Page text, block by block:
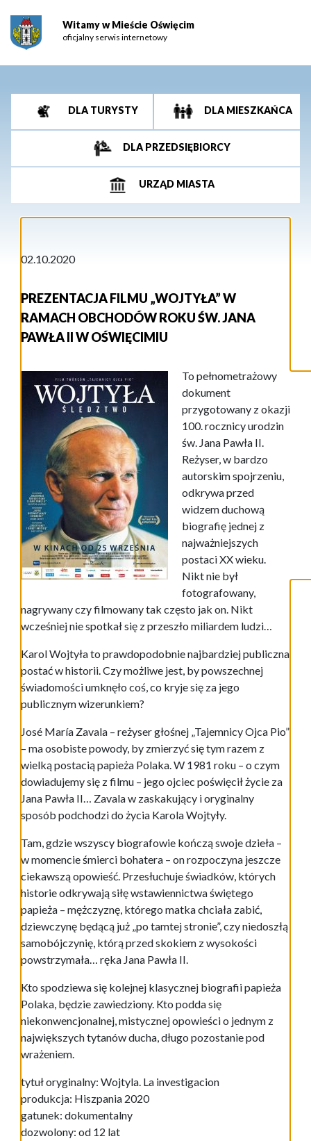
Witamy w Mieście Oświęcim
oficjalny serwis internetowy
DLA TURYSTY DLA MIESZKAŃCA
DLA PRZEDSIĘBIORCY
URZĄD MIASTA
02.10.2020
PREZENTACJA FILMU „WOJTYŁA” W
RAMACH OBCHODÓW ROKU ŚW. JANA
PAWŁA II W OŚWIĘCIMIU
To pełnometrażowy
dokument
przygotowany z okazji
100. rocznicy urodzin
św. Jana Pawła II.
Reżyser, w bardzo
autorskim spojrzeniu,
odkrywa przed
widzem duchową
biografię jednej z
najważniejszych
postaci XX wieku.
Nikt nie był
fotografowany,
nagrywany czy filmowany tak często jak on. Nikt
wcześniej nie spotkał się z przeszło miliardem ludzi…
Karol Wojtyła to prawdopodobnie najbardziej publiczna
postać w historii. Czy możliwe jest, by powszechnej
świadomości umknęło coś, co kryje się za jego
publicznym wizerunkiem?
José María Zavala – reżyser głośnej „Tajemnicy Ojca Pio”
– ma osobiste powody, by zmierzyć się tym razem z
wielką postacią papieża Polaka. W 1981 roku – o czym
dowiadujemy się z filmu – jego ojciec poświęcił życie za
Jana Pawła II… Zavala w zaskakujący i oryginalny
sposób podchodzi do życia Karola Wojtyły.
Tam, gdzie wszyscy biografowie kończą swoje dzieła –
w momencie śmierci bohatera – on rozpoczyna jeszcze
ciekawszą opowieść. Przesłuchuje świadków, których
historie odkrywają siłę wstawiennictwa świętego
papieża – mężczyznę, którego matka chciała zabić,
dziewczynę będącą już „po tamtej stronie”, czy niedoszłą
samobójczynię, którą przed skokiem z wysokości
powstrzymała… ręka Jana Pawła II.
Kto spodziewa się kolejnej klasycznej biografii papieża
Polaka, będzie zawiedziony. Kto podda się
niekonwencjonalnej, mistycznej opowieści o jednym z
największych tytanów ducha, długo pozostanie pod
wrażeniem.
tytuł oryginalny: Wojtyla. La investigacion
produkcja: Hiszpania 2020
gatunek: dokumentalny
dozwolony: od 12 lat